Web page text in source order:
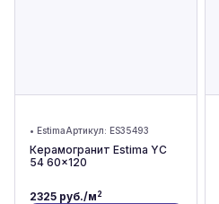
• EstimaАртикул: ES35493
Керамогранит Estima YC
54 60x120
2325 руб./м2